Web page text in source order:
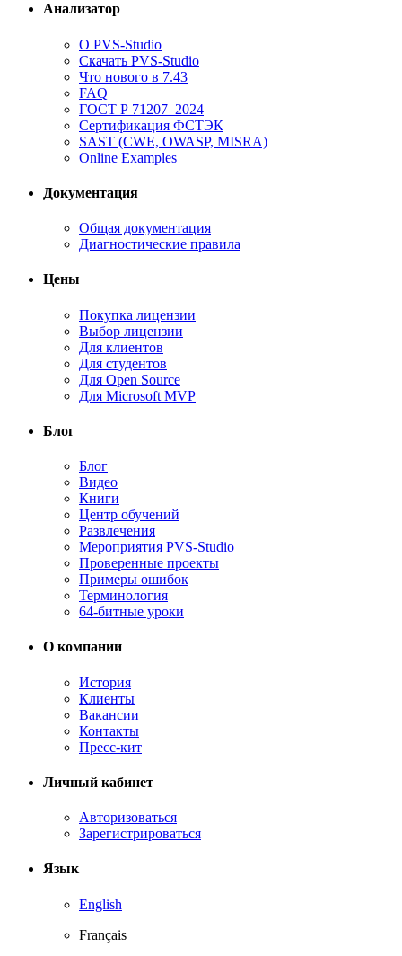
Анализатор
О PVS-Studio
Скачать PVS-Studio
Что нового в 7.43
FAQ
ГОСТ Р 71207–2024
Сертификация ФСТЭК
SAST (CWE, OWASP, MISRA)
Online Examples
Документация
Общая документация
Диагностические правила
Цены
Покупка лицензии
Выбор лицензии
Для клиентов
Для студентов
Для Open Source
Для Microsoft MVP
Блог
Блог
Видео
Книги
Центр обучений
Развлечения
Мероприятия PVS-Studio
Проверенные проекты
Примеры ошибок
Терминология
64-битные уроки
О компании
История
Клиенты
Вакансии
Контакты
Пресс-кит
Личный кабинет
Авторизоваться
Зарегистрироваться
Язык
English
Français